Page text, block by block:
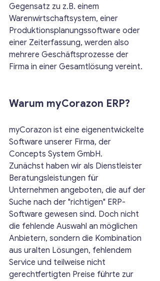
Gegensatz zu z.B. einem
Warenwirtschaftsystem, einer
Produktionsplanungssoftware oder
einer Zeiterfassung, werden also
mehrere Geschäftsprozesse der
Firma in einer Gesamtlösung vereint.
Warum myCorazon ERP?
myCorazon ist eine eigenentwickelte
Software unserer Firma, der
Concepts System GmbH.
Zunächst haben wir als Dienstleister
Beratungsleistungen für
Unternehmen angeboten, die auf der
Suche nach der "richtigen" ERP-
Software gewesen sind. Doch nicht
die fehlende Auswahl an möglichen
Anbietern, sondern die Kombination
aus uralten Lösungen, fehlendem
Service und teilweise nicht
gerechtfertigten Preise führte zur